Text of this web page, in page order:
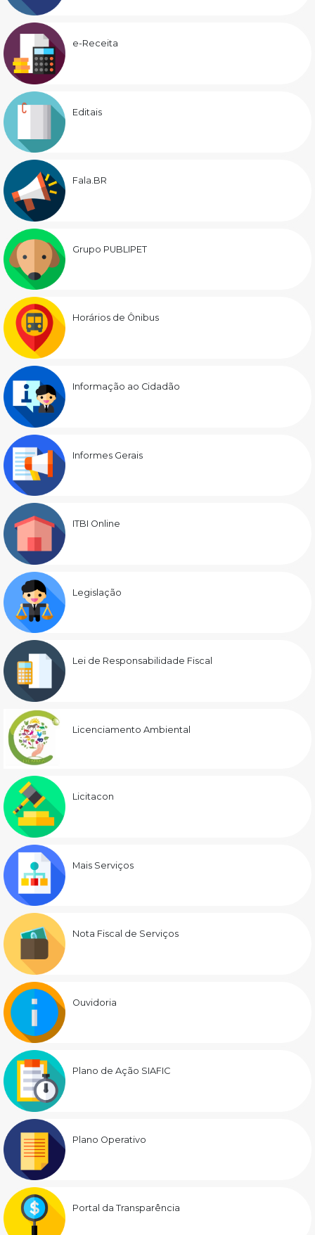
e-Receita
Editais
Fala.BR
Grupo PUBLIPET
Horários de Ônibus
Informação ao Cidadão
Informes Gerais
ITBI Online
Legislação
Lei de Responsabilidade Fiscal
Licenciamento Ambiental
Licitacon
Mais Serviços
Nota Fiscal de Serviços
Ouvidoria
Plano de Ação SIAFIC
Plano Operativo
Portal da Transparência